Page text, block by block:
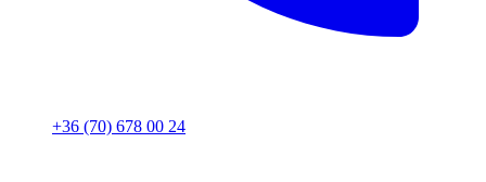
+36 (70) 678 00 24